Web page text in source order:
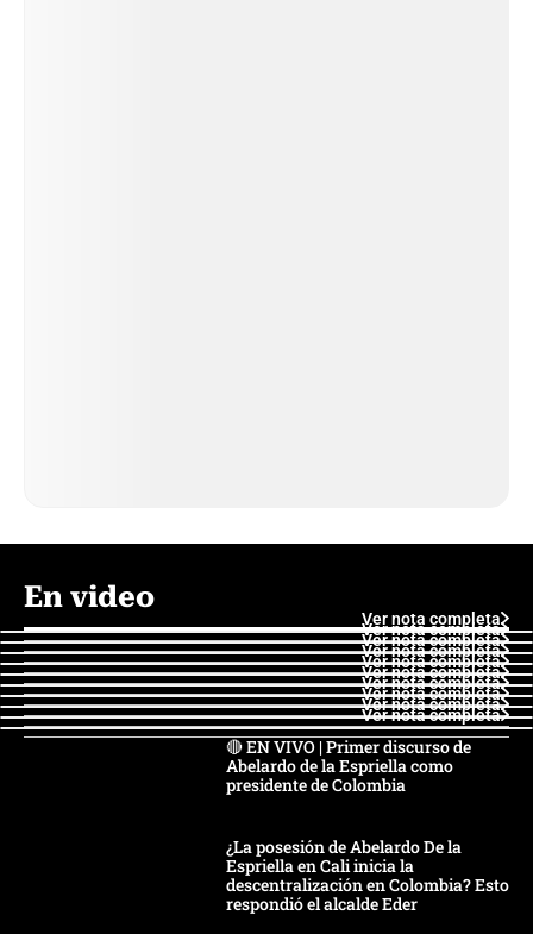
En video
Ver nota completa
Ver nota completa
Ver nota completa
Ver nota completa
Ver nota completa
Ver nota completa
Ver nota completa
Ver nota completa
Ver nota completa
Ver nota completa
🔴 EN VIVO | Primer discurso de
Abelardo de la Espriella como
presidente de Colombia
¿La posesión de Abelardo De la
Espriella en Cali inicia la
descentralización en Colombia? Esto
respondió el alcalde Eder